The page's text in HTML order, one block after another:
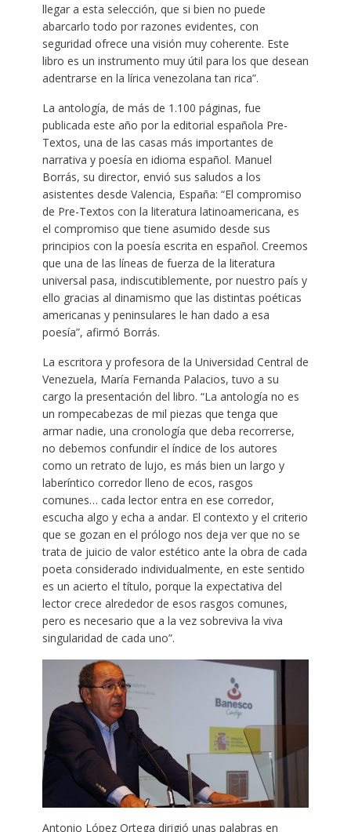
llegar a esta selección, que si bien no puede
abarcarlo todo por razones evidentes, con
seguridad ofrece una visión muy coherente. Este
libro es un instrumento muy útil para los que desean
adentrarse en la lírica venezolana tan rica”.
La antología, de más de 1.100 páginas, fue
publicada este año por la editorial española Pre-
Textos, una de las casas más importantes de
narrativa y poesía en idioma español. Manuel
Borrás, su director, envió sus saludos a los
asistentes desde Valencia, España: “El compromiso
de Pre-Textos con la literatura latinoamericana, es
el compromiso que tiene asumido desde sus
principios con la poesía escrita en español. Creemos
que una de las líneas de fuerza de la literatura
universal pasa, indiscutiblemente, por nuestro país y
ello gracias al dinamismo que las distintas poéticas
americanas y peninsulares le han dado a esa
poesía”, afirmó Borrás.
La escritora y profesora de la Universidad Central de
Venezuela, María Fernanda Palacios, tuvo a su
cargo la presentación del libro. “La antología no es
un rompecabezas de mil piezas que tenga que
armar nadie, una cronología que deba recorrerse,
no debemos confundir el índice de los autores
como un retrato de lujo, es más bien un largo y
laberíntico corredor lleno de ecos, rasgos
comunes… cada lector entra en ese corredor,
escucha algo y echa a andar. El contexto y el criterio
que se gozan en el prólogo nos deja ver que no se
trata de juicio de valor estético ante la obra de cada
poeta considerado individualmente, en este sentido
es un acierto el título, porque la expectativa del
lector crece alrededor de esos rasgos comunes,
pero es necesario que a la vez sobreviva la viva
singularidad de cada uno”.
Antonio López Ortega dirigió unas palabras en